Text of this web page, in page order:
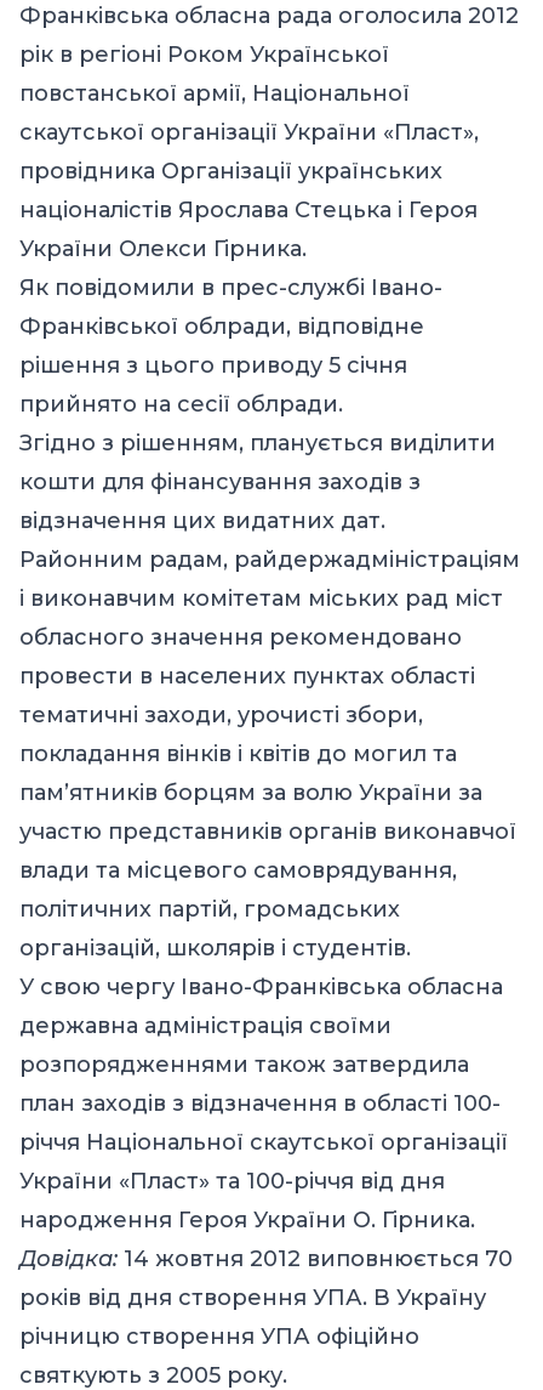
Франківська обласна рада оголосила 2012
рік в регіоні Роком Української
повстанської армії, Національної
скаутської організації України «Пласт»,
провідника Організації українських
націоналістів Ярослава Стецька і Героя
України Олекси Гірника.
Як повідомили в прес-службі Івано-
Франківської облради, відповідне
рішення з цього приводу 5 січня
прийнято на сесії облради.
Згідно з рішенням, планується виділити
кошти для фінансування заходів з
відзначення цих видатних дат.
Районним радам, райдержадміністраціям
і виконавчим комітетам міських рад міст
обласного значення рекомендовано
провести в населених пунктах області
тематичні заходи, урочисті збори,
покладання вінків і квітів до могил та
пам’ятників борцям за волю України за
участю представників органів виконавчої
влади та місцевого самоврядування,
політичних партій, громадських
організацій, школярів і студентів.
У свою чергу Івано-Франківська обласна
державна адміністрація своїми
розпорядженнями також затвердила
план заходів з відзначення в області 100-
річчя Національної скаутської організації
України «Пласт» та 100-річчя від дня
народження Героя України О. Гірника.
Довідка: 14 жовтня 2012 виповнюється 70
років від дня створення УПА. В Україну
річницю створення УПА офіційно
святкують з 2005 року.